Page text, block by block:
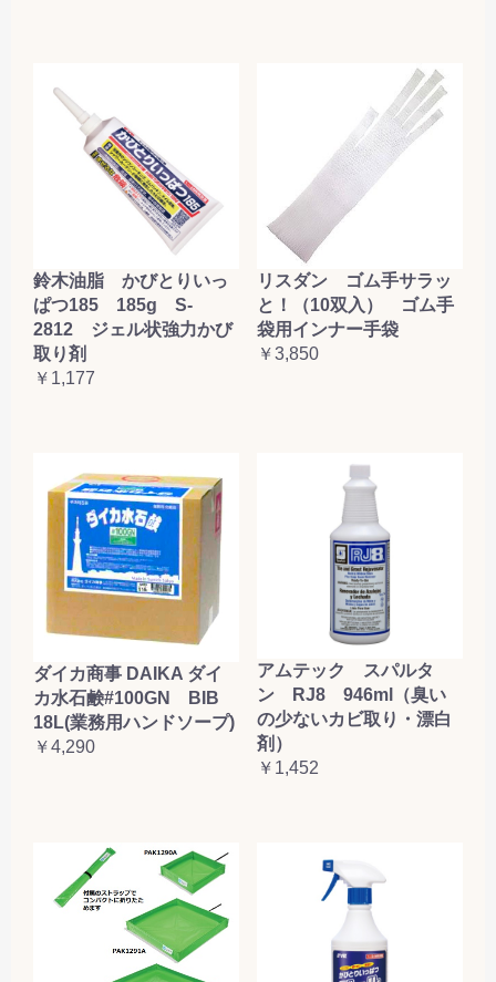
鈴木油脂 かびとりいっ
ぱつ185 185g S-
2812 ジェル状強力かび
取り剤
￥1,177
リスダン ゴム手サラッ
と！（10双入） ゴム手
袋用インナー手袋
￥3,850
ダイカ商事 DAIKA ダイ
カ水石鹸#100GN BIB
18L(業務用ハンドソープ)
￥4,290
アムテック スパルタ
ン RJ8 946ml（臭い
の少ないカビ取り・漂白
剤）
￥1,452